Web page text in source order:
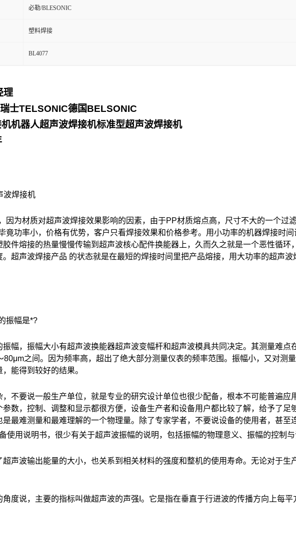
必勒/BLESONIC
塑料焊接
BL4077
理
瑞士TELSONIC德国BELSONIC
机器人超声波焊接机标准型超声波焊接机
波焊接机
材质对超声波焊接效果影响的因素，由于PP材质熔点高，尺寸不大的一个过
竟功率小，价格有优势，客户只看焊接效果和价格参考。用小功率的机器焊接时
件熔接的热量慢慢传输到超声波核心配件换能器上，久而久之就是一个恶性循
超声波焊接产品 的状态就是在最短的焊接时间里把产品熔接，用大功率的超声
振幅是*?
，振幅大小有超声波换能器超声波变幅杆和超声波模具共同决定。其测量难点
之间。因为频率高，超出了绝大部分测量仪表的频率范围。振幅小，又对测
能得到较好的结果。
要说一般生产单位，就是专业的研究设计单位也很少配备，根本不可能普遍应
数，控制、调整和显示都很方便，设备生产者和设备用户都比较了解，给予了
是最难测量和最难理解的一个物理量。除了专家学者，不要说设备的使用者，甚至
用说明书，很少有关于超声波振幅的说明，包括振幅的物理意义、振幅的控制与
波输出能量的大小，也关系到相关材料的强度和整机的使用寿命。无论对于生
说，主要的指标叫做超声波的声强I。它是指在垂直于行进波的传播方向上每平